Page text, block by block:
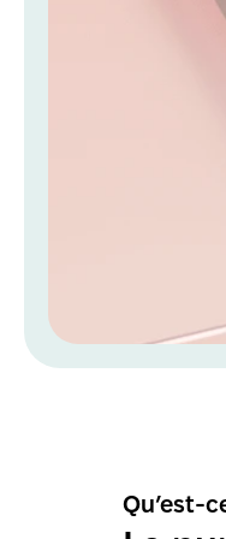
Qu’est-